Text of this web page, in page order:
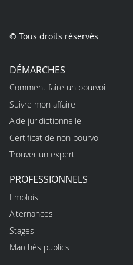
© Tous droits réservés
DÉMARCHES
Comment faire un pourvoi
Suivre mon affaire
Aide juridictionnelle
Certificat de non pourvoi
Trouver un expert
PROFESSIONNELS
Emplois
Alternances
Stages
Marchés publics